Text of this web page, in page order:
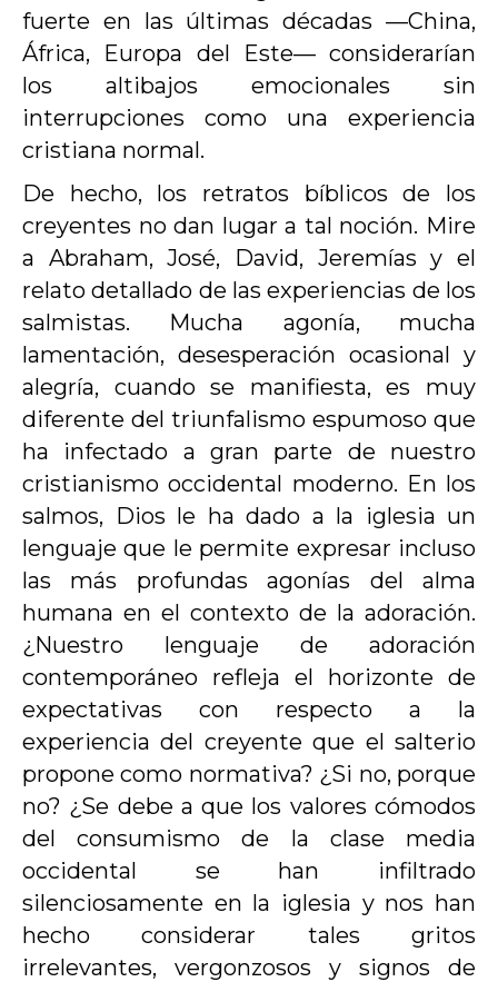
fuerte en las últimas décadas —China,
África, Europa del Este— considerarían
los altibajos emocionales sin
interrupciones como una experiencia
cristiana normal.
De hecho, los retratos bíblicos de los
creyentes no dan lugar a tal noción. Mire
a Abraham, José, David, Jeremías y el
relato detallado de las experiencias de los
salmistas. Mucha agonía, mucha
lamentación, desesperación ocasional y
alegría, cuando se manifiesta, es muy
diferente del triunfalismo espumoso que
ha infectado a gran parte de nuestro
cristianismo occidental moderno. En los
salmos, Dios le ha dado a la iglesia un
lenguaje que le permite expresar incluso
las más profundas agonías del alma
humana en el contexto de la adoración.
¿Nuestro lenguaje de adoración
contemporáneo refleja el horizonte de
expectativas con respecto a la
experiencia del creyente que el salterio
propone como normativa? ¿Si no, porque
no? ¿Se debe a que los valores cómodos
del consumismo de la clase media
occidental se han infiltrado
silenciosamente en la iglesia y nos han
hecho considerar tales gritos
irrelevantes, vergonzosos y signos de